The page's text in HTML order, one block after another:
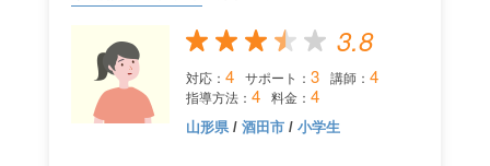
3.8
対応： 4 サポート： 3 講師： 4
指導方法： 4 料金： 4
山形県/ 酒田市/ 小学生